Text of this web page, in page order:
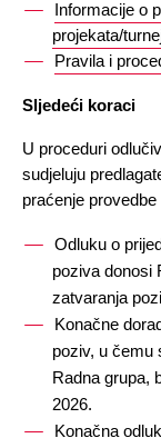
Informacije o
projekata/
Pravila i
Sljedeći koraci
U proceduri
sudjeluju
praćenje provedbe
Odluku o
poziva donosi
zatvaranja
Konačne
poziv, u čemu
Radna grupa,
2026.
Konačna